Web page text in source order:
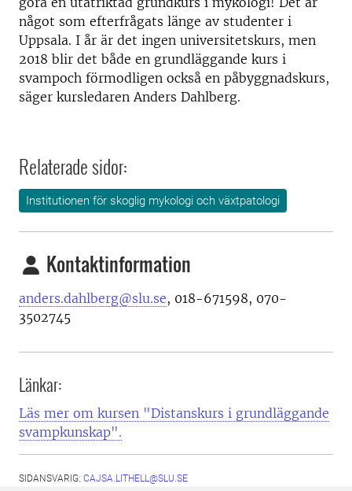
något som efterfrågats länge av studenter i
Uppsala. I år är det ingen universitetskurs, men
2018 blir det både en grundläggande kurs i
svampoch förmodligen också en påbyggnadskurs,
säger kursledaren Anders Dahlberg.
Relaterade sidor:
Institutionen för skoglig mykologi och växtpatologi
Kontaktinformation
anders.dahlberg@slu.se, 018-671598, 070-
3502745
Länkar:
Läs mer om kursen "Distanskurs i grundläggande
svampkunskap".
SIDANSVARIG: CAJSA.LITHELL@SLU.SE